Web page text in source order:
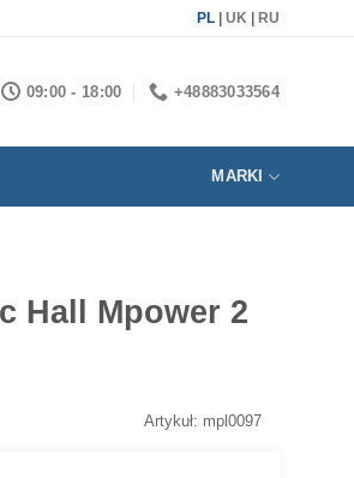
PL | UK | RU
09:00 - 18:00 +48883033564
MARKI
Hall Mpower 2
Artykuł: mpl0097